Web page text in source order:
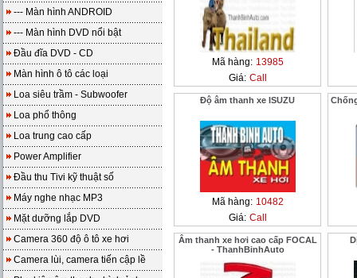
--- Màn hình ANDROID
--- Màn hình DVD nổi bật
Đầu đĩa DVD - CD
Màn hình ô tô các loại
Loa siêu trầm - Subwoofer
Loa phổ thông
Loa trung cao cấp
Power Amplifier
Đầu thu Tivi kỹ thuật số
Máy nghe nhạc MP3
Mặt dưỡng lắp DVD
Camera 360 độ ô tô xe hơi
Camera lùi, camera tiến cập lề
Mã hàng: 13985
Giá: Call
Độ âm thanh xe ISUZU
Mã hàng: 10482
Giá: Call
Âm thanh xe hơi cao cấp FOCAL
- ThanhBinhAuto